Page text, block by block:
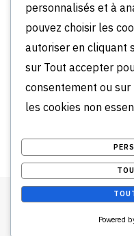
Quartiers à éviter à
Comments are closed.
Mentions
personnalisés et à
pouvez choisir les
autoriser en cliquant
sur Tout accepter
consentement ou
les cookies non
Powered